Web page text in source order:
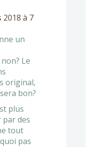
2018 à 7
un
Le
original,
bon?
plus
par des
tout
pas